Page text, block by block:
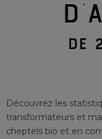
DE
Découvrez les
transformateurs et
cheptels bio et en